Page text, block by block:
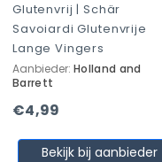
Glutenvrij | Schär
Savoiardi Glutenvrije
Lange Vingers
Aanbieder: Holland and
Barrett
€4,99
Bekijk bij aanbieder